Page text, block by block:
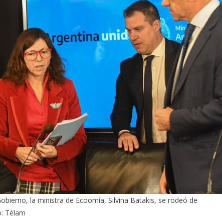
la ministra de Ecoomía, Silvina Batakis, se rodeó de
Télam